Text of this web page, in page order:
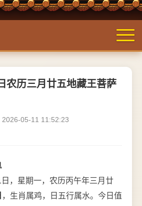
农历三月廿五地藏王菩萨
2026-05-11 11:52:23
，星期一，农历丙午年三月廿
，生肖属鸡，日五行属水。今日值